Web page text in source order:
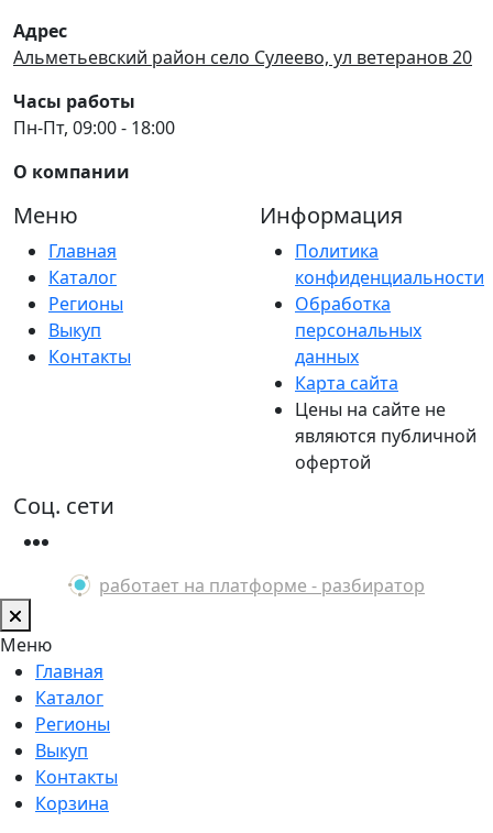
Адрес
Альметьевский район село Сулеево, ул ветеранов 20
Часы работы
Пн-Пт, 09:00 - 18:00
О компании
Меню
Главная
Каталог
Регионы
Выкуп
Контакты
Информация
Политика
конфиденциальности
Обработка
персональных
данных
Карта сайта
Цены на сайте не
являются публичной
офертой
Соц. сети
работает на платформе - разбиратор
Меню
Главная
Каталог
Регионы
Выкуп
Контакты
Корзина